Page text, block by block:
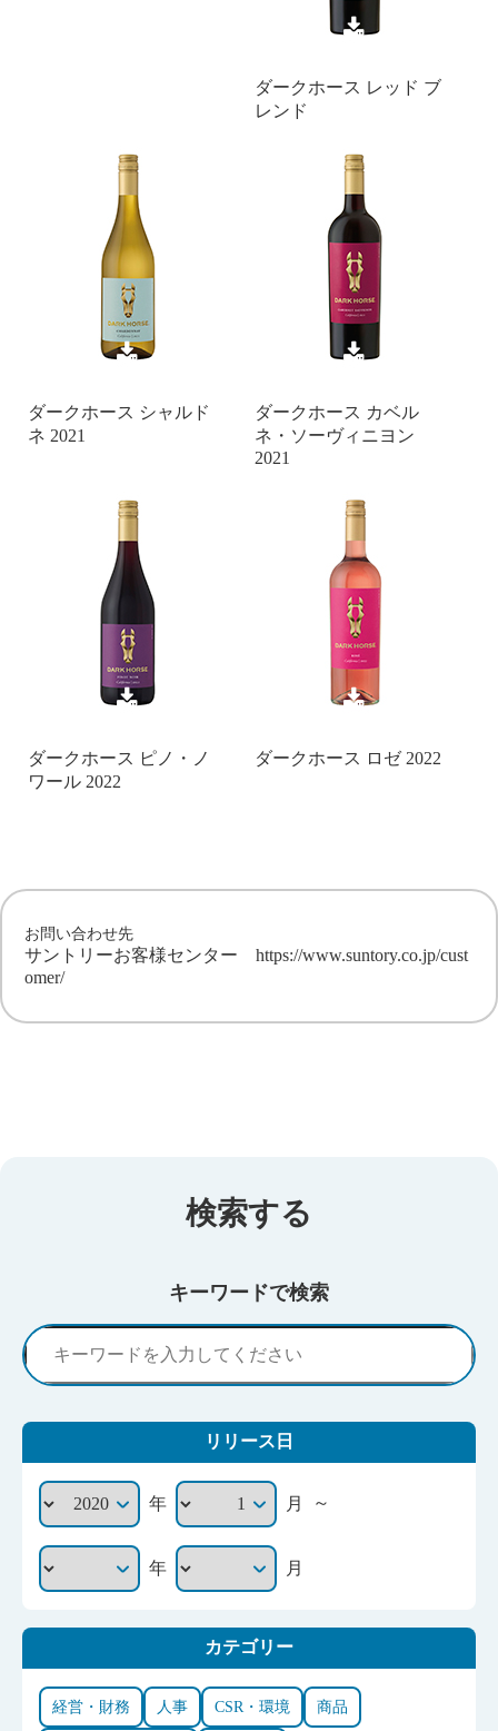
ダークホース レッド ブ
レンド
ダークホース シャルド
ネ 2021
ダークホース カベル
ネ・ソーヴィニヨン
2021
ダークホース ピノ・ノ
ワール 2022
ダークホース ロゼ 2022
お問い合わせ先
サントリーお客様センター https://www.suntory.co.jp/cust
omer/
検索する
キーワードで検索
リリース日
年 月 ～
年 月
カテゴリー
経営・財務 人事 CSR・環境 商品